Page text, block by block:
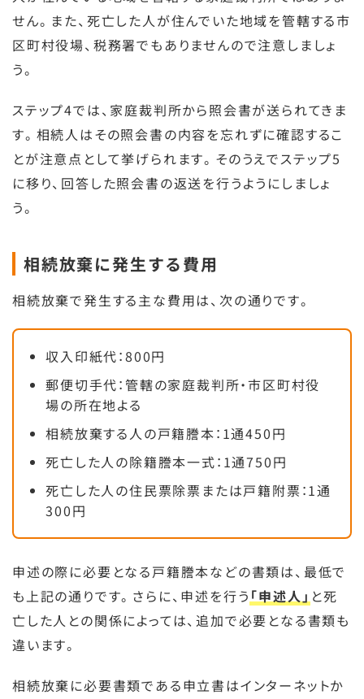
せん。また、死亡した人が住んでいた地域を管轄する市
区町村役場、税務署でもありませんので注意しましょ
う。
ステップ4では、家庭裁判所から照会書が送られてきま
す。相続人はその照会書の内容を忘れずに確認するこ
とが注意点として挙げられます。そのうえでステップ5
に移り、回答した照会書の返送を行うようにしましょ
う。
相続放棄に発生する費用
相続放棄で発生する主な費用は、次の通りです。
収入印紙代：800円
郵便切手代：管轄の家庭裁判所・市区町村役
場の所在地よる
相続放棄する人の戸籍謄本：1通450円
死亡した人の除籍謄本一式：1通750円
死亡した人の住民票除票または戸籍附票：1通
300円
申述の際に必要となる戸籍謄本などの書類は、最低で
も上記の通りです。さらに、申述を行う 「申述人」 と死
亡した人との関係によっては、追加で必要となる書類も
違います。
相続放棄に必要書類である申立書はインターネットか